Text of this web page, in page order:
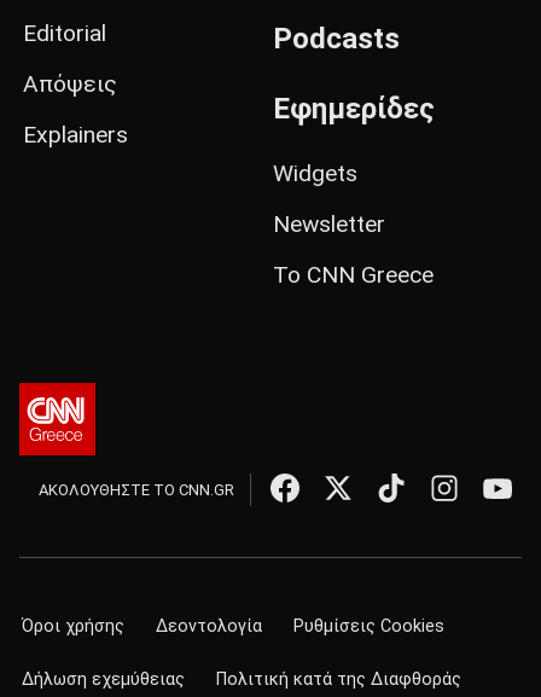
Editorial
Απόψεις
Explainers
Podcasts
Εφημερίδες
Widgets
Newsletter
Το CNN Greece
ΑΚΟΛΟΥΘΗΣΤΕ ΤΟ CNN.GR
Όροι χρήσης Δεοντολογία Ρυθμίσεις Cookies
Δήλωση εχεμύθειας Πολιτική κατά της Διαφθοράς